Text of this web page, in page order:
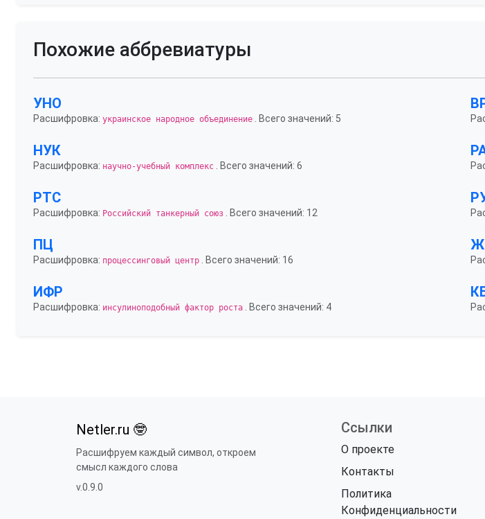
Похожие аббревиатуры
УНО
Расшифровка: украинское народное объединение . Всего значений: 5
НУК
Расшифровка: научно-учебный комплекс . Всего значений: 6
РТС
Расшифровка: Российский танкерный союз . Всего значений: 12
ПЦ
Расшифровка: процессинговый центр . Всего значений: 16
ИФР
Расшифровка: инсулиноподобный фактор роста . Всего значений: 4
Netler.ru 🤓
Расшифруем каждый символ, откроем
смысл каждого слова
v.0.9.0
Ссылки
О проекте
Контакты
Политика
Конфиденциальности